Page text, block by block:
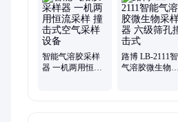
解仪、低浓度烟尘、气体探测器、
油烟检测仪、噪声监测、气象站、梅
油仪、皂膜流量计
智能气溶胶采样
器 一机两用恒流
路博 LB-2111
气溶胶微生物采